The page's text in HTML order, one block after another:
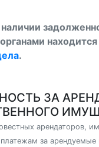
находится
.
ЗА
арендаторов,
за арендуемые